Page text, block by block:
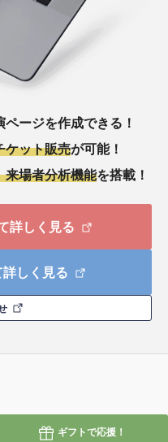
ージを作成できる！
ケット販売が可能！
来場者分析機能を搭載！
詳しく見る
しく見る
ギフトで応援！